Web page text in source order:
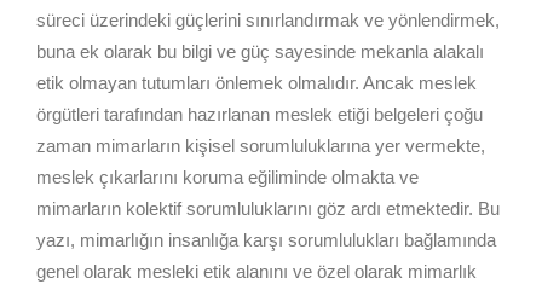
süreci üzerindeki güçlerini sınırlandırmak ve yönlendirmek,
buna ek olarak bu bilgi ve güç sayesinde mekanla alakalı
etik olmayan tutumları önlemek olmalıdır. Ancak meslek
örgütleri tarafından hazırlanan meslek etiği belgeleri çoğu
zaman mimarların kişisel sorumluluklarına yer vermekte,
meslek çıkarlarını koruma eğiliminde olmakta ve
mimarların kolektif sorumluluklarını göz ardı etmektedir. Bu
yazı, mimarlığın insanlığa karşı sorumlulukları bağlamında
genel olarak mesleki etik alanını ve özel olarak mimarlık